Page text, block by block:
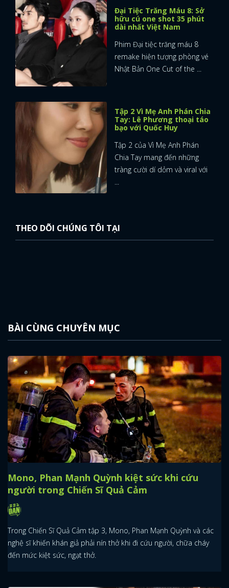
Đại Tiệc Trăng Máu 8: Sở
hữu cú one shot 35 phút
dài nhất Việt Nam
Phim Đại tiệc trăng máu 8
remake hiện tượng phòng vé
Nhật Bản One Cut of the ...
Tập 2 Vì Mẹ Anh Phán Chia
Tay: Lê Phương thoại táo
bạo với Quốc Huy
Tập 2 của Vì Mẹ Anh Phán
Chia Tay mang đến những
tràng cười dí dỏm và viral với
...
THEO DÕI CHÚNG TÔI TẠI
BÀI CÙNG CHUYÊN MỤC
Mono, Phan Mạnh Quỳnh kiệt sức khi cứu
người trong Chiến Sĩ Quả Cảm
Trong Chiến Sĩ Quả Cảm tập 3, Mono, Phan Mạnh Quỳnh và các
nghệ sĩ khiến khán giả phải nín thở khi đi cứu người, chữa cháy
đến mức kiệt sức, ngạt thở.